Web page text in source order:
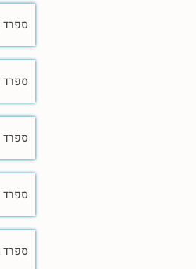
ספרד 20 GB ל30 ימים
ספרד Unlimited ל10 ימים
ספרד 1 GB ל7 ימים
ספרד 1 GB ל7 ימים
ספרד 2 GB ל15 ימים